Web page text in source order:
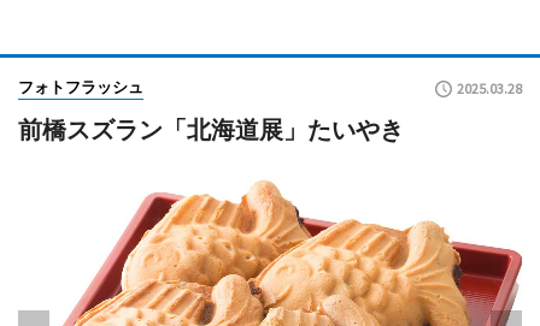
フォトフラッシュ 2025.03.28
前橋スズラン「北海道展」たいやき